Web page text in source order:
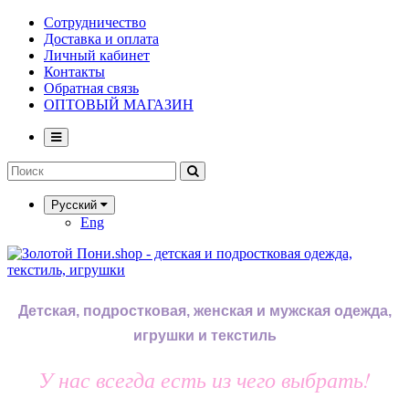
Сотрудничество
Доставка и оплата
Личный кабинет
Контакты
Обратная связь
ОПТОВЫЙ МАГАЗИН
Русский
Eng
Детская, подростковая, женская и мужская одежда,
игрушки и текстиль
У нас всегда есть из чего выбрать!